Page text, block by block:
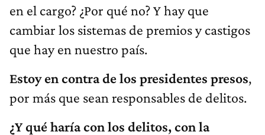
en el cargo? ¿Por qué no? Y hay que
cambiar los sistemas de premios y castigos
que hay en nuestro país.
Estoy en contra de los presidentes presos,
por más que sean responsables de delitos.
¿Y qué haría con los delitos, con la